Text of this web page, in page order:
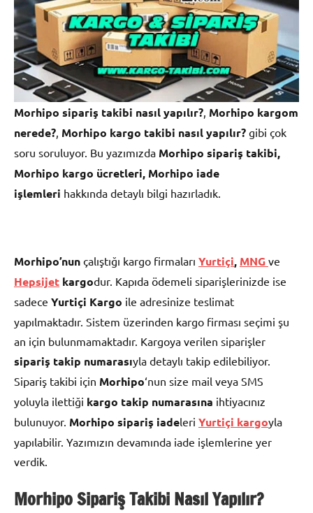
Morhipo sipariş takibi nasıl yapılır? Morhipo kargom
nerede? Morhipo kargo takibi nasıl yapılır? gibi çok
soru soruluyor. Bu yazımızda Morhipo sipariş takibi,
Morhipo kargo ücretleri, Morhipo iade
işlemleri hakkında detaylı bilgi hazırladık.
Morhipo’nun çalıştığı kargo firmaları Yurtiçi, MNG ve
Hepsijet kargodur. Kapıda ödemeli siparişlerinizde ise
sadece Yurtiçi Kargo ile adresinize teslimat
yapılmaktadır. Sistem üzerinden kargo firması seçimi şu
an için bulunmamaktadır. Kargoya verilen siparişler
sipariş takip numarasıyla detaylı takip edilebiliyor.
Sipariş takibi için Morhipo‘nun size mail veya SMS
yoluyla ilettiği kargo takip numarasına ihtiyacınız
bulunuyor. Morhipo sipariş iadeleri Yurtiçi kargoyla
yapılabilir. Yazımızın devamında iade işlemlerine yer
verdik.
Morhipo Sipariş Takibi Nasıl Yapılır?